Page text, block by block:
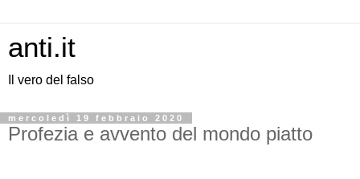
anti.it
Il vero del falso
mercoledì 19 febbraio 2020
Profezia e avvento del mondo piatto